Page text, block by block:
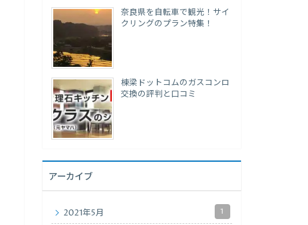
奈良県を自転車で観光！サイ
クリングのプラン特集！
棟梁ドットコムのガスコンロ
交換の評判と口コミ
アーカイブ
2021年5月 1